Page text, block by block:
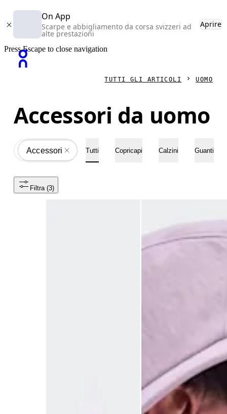
On App
Scarpe e abbigliamento da corsa svizzeri ad
alte prestazioni
Aprire
Press Escape to close navigation
TUTTI GLI ARTICOLI UOMO
Accessori da uomo
All
Accessori Tutti Copricapi Calzini Guanti
Filtra (3)